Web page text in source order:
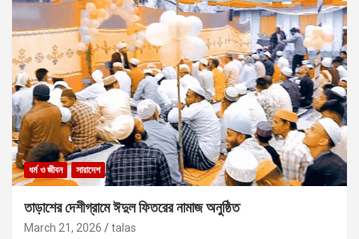
ধর্ম ও জীবন সারাদেশ
তাড়াশের দেশীগ্রামে ঈদুল ফিতরের নামাজ অনুষ্ঠিত
March 21, 2026 talas